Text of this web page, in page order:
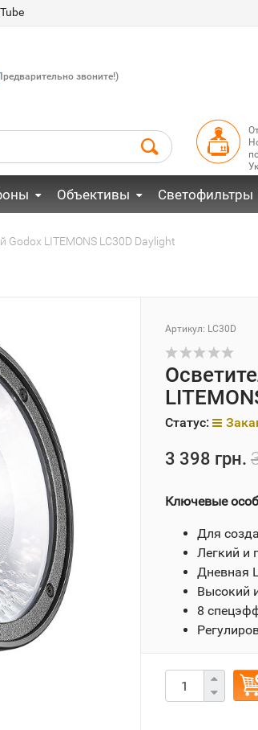
звоните!)
Объективы Светофильтры
Godox LITEMONS LC30D Daylight
Артикул: LC30D
Статус:
3 398 грн.
Ключевые
Для
Легкий и
Дневная
Высокий
8